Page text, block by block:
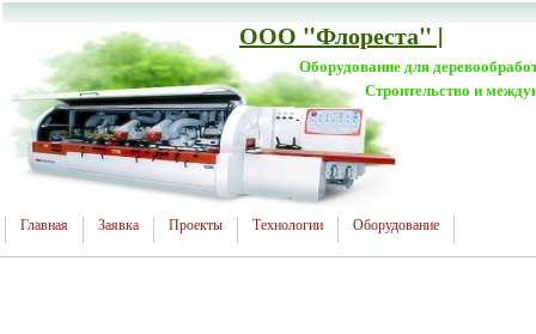
ООО "Флореста" |
Оборудование для
Строительство и
Главная Заявка Проекты Технологии Оборудование